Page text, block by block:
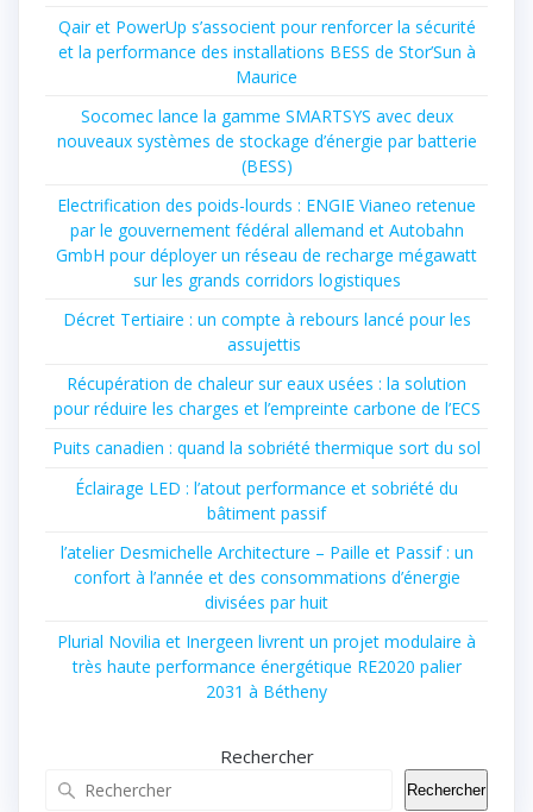
Qair et PowerUp s’associent pour renforcer la sécurité
et la performance des installations BESS de Stor’Sun à
Maurice
Socomec lance la gamme SMARTSYS avec deux
nouveaux systèmes de stockage d’énergie par batterie
(BESS)
Electrification des poids-lourds : ENGIE Vianeo retenue
par le gouvernement fédéral allemand et Autobahn
GmbH pour déployer un réseau de recharge mégawatt
sur les grands corridors logistiques
Décret Tertiaire : un compte à rebours lancé pour les
assujettis
Récupération de chaleur sur eaux usées : la solution
pour réduire les charges et l’empreinte carbone de l’ECS
Puits canadien : quand la sobriété thermique sort du sol
Éclairage LED : l’atout performance et sobriété du
bâtiment passif
l’atelier Desmichelle Architecture – Paille et Passif : un
confort à l’année et des consommations d’énergie
divisées par huit
Plurial Novilia et Inergeen livrent un projet modulaire à
très haute performance énergétique RE2020 palier
2031 à Bétheny
Rechercher
Rechercher